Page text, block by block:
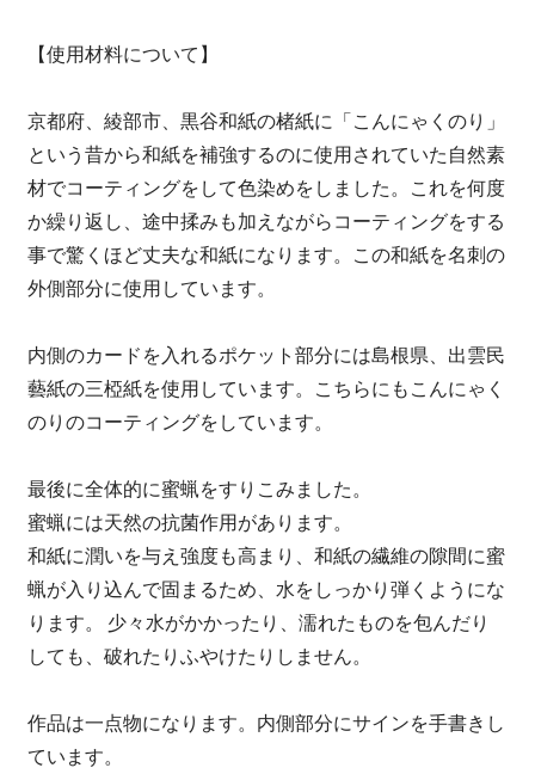
【使用材料について】
京都府、綾部市、黒谷和紙の楮紙に「こんにゃくのり」
という昔から和紙を補強するのに使用されていた自然素
材でコーティングをして色染めをしました。これを何度
か繰り返し、途中揉みも加えながらコーティングをする
事で驚くほど丈夫な和紙になります。この和紙を名刺の
外側部分に使用しています。
内側のカードを入れるポケット部分には島根県、出雲民
藝紙の三椏紙を使用しています。こちらにもこんにゃく
のりのコーティングをしています。
最後に全体的に蜜蝋をすりこみました。
蜜蝋には天然の抗菌作用があります。
和紙に潤いを与え強度も高まり、和紙の繊維の隙間に蜜
蝋が入り込んで固まるため、水をしっかり弾くようにな
ります。 少々水がかかったり、濡れたものを包んだり
しても、破れたりふやけたりしません。
作品は一点物になります。内側部分にサインを手書きし
ています。